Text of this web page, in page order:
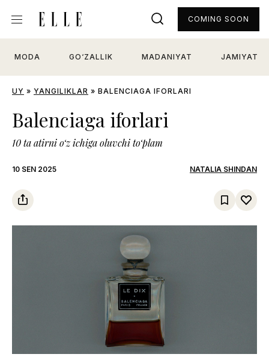
MODA GO‘ZALLIK MADANIYAT JAMIYAT
COMING SOON
UY » YANGILIKLAR » BALENCIAGA IFORLARI
Balenciaga iforlari
10 ta atirni o‘z ichiga oluvchi to‘plam
10 SEN 2025 NATALIA SHINDAN